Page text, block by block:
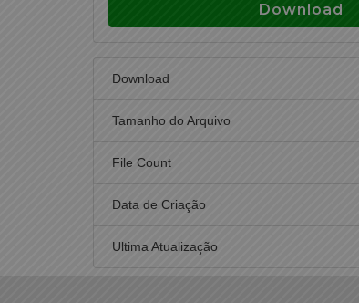
Download
Download
Tamanho do Arquivo
File Count
Data de Criação
Ultima Atualização